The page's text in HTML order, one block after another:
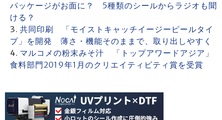
パッケージがお面に？ 5種類のシールからラジオも聞
ける？
共同印刷 「モイストキャッチイージーピールタイ
プ」を開発 薄さ・機能そのままで、取り出しやすく
マルコメの粉末みそ汁 「トップアワードアジア」
食料部門2019年1月のクリエイティビティ賞を受賞